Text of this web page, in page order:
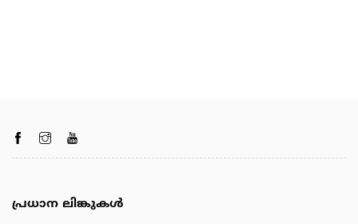
പ്രധാന ലിങ്കുകൾ